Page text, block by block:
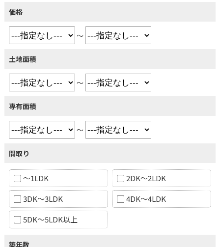
価格
～
土地面積
～
専有面積
～
間取り
～1LDK
2DK～2LDK
3DK～3LDK
4DK～4LDK
5DK～5LDK以上
築年数